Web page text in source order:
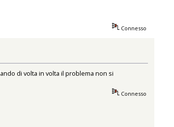
Connesso
di volta in volta il problema non si
Connesso